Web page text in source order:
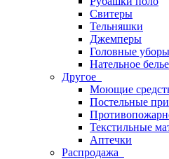
Свитеры
Тельняшки
Джемперы
Головные уборы
Нательное белье
Другое
Моющие
Постельные
Текстильные
Аптечки
Распродажа